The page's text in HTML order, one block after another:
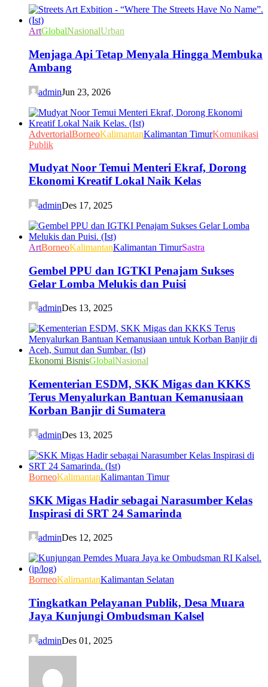
ArtGlobalNasionalUrban
Menjaga Api Tetap Menyala Hingga Membuka
Ambang
adminJun 23, 2026
AdvertorialBorneoKalimantanKalimantan TimurKomunikasi
Publik
Mudyat Noor Temui Menteri Ekraf, Dorong
Ekonomi Kreatif Lokal Naik Kelas
adminDes 17, 2025
ArtBorneoKalimantanKalimantan TimurSastra
Gembel PPU dan IGTKI Penajam Sukses
Gelar Lomba Melukis dan Puisi
adminDes 13, 2025
Ekonomi BisnisGlobalNasional
Kementerian ESDM, SKK Migas dan KKKS
Terus Menyalurkan Bantuan Kemanusiaan
Korban Banjir di Sumatera
adminDes 13, 2025
BorneoKalimantanKalimantan Timur
SKK Migas Hadir sebagai Narasumber Kelas
Inspirasi di SRT 24 Samarinda
adminDes 12, 2025
BorneoKalimantanKalimantan Selatan
Tingkatkan Pelayanan Publik, Desa Muara
Jaya Kunjungi Ombudsman Kalsel
adminDes 01, 2025